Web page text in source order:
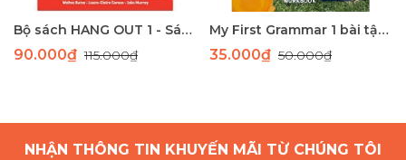
Bộ sách HANG OUT 1 - Sách học tiếng Anh giao tiếp dành cho học sinh tiểu học
90.000₫115.000₫
My First Grammar 1 bài tập 2nd Edition
35.000₫ 50.000₫
NHẬN THÔNG TIN KHUYẾN MÃI TỪ CHÚNG TÔI